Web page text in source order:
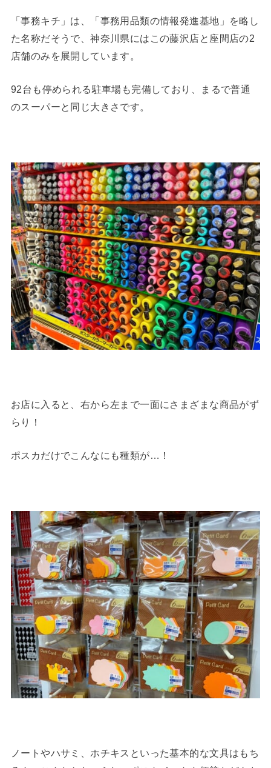
「事務キチ」は、「事務用品類の情報発進基地」を略し
た名称だそうで、神奈川県にはこの藤沢店と座間店の2
店舗のみを展開しています。
92台も停められる駐車場も完備しており、まるで普通
のスーパーと同じ大きさです。
お店に入ると、右から左まで一面にさまざまな商品がず
らり！
ポスカだけでこんなにも種類が…！
ノートやハサミ、ホチキスといった基本的な文具はもち